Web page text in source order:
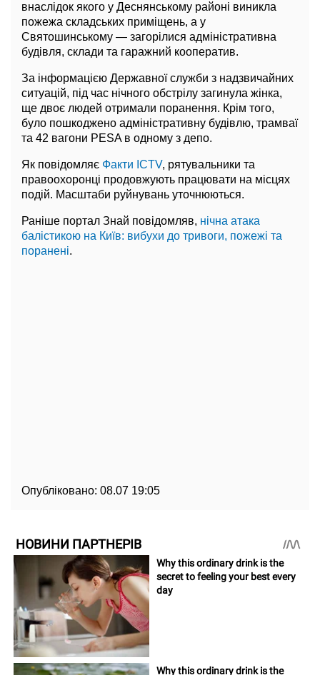
внаслідок якого у Деснянському районі виникла
пожежа складських приміщень, а у
Святошинському — загорілися адміністративна
будівля, склади та гаражний кооператив.
За інформацією Державної служби з надзвичайних
ситуацій, під час нічного обстрілу загинула жінка,
ще двоє людей отримали поранення. Крім того,
було пошкоджено адміністративну будівлю, трамваї
та 42 вагони PESA в одному з депо.
Як повідомляє Факти ICTV, рятувальники та
правоохоронці продовжують працювати на місцях
подій. Масштаби руйнувань уточнюються.
Раніше портал Знай повідомляв, нічна атака
балістикою на Київ: вибухи до тривоги, пожежі та
поранені.
Опубліковано: 08.07 19:05